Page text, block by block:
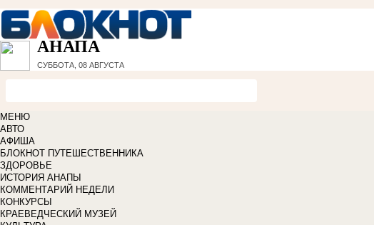
АНАПА
СУББОТА, 08 АВГУСТА
МЕНЮ
АВТО
АФИША
БЛОКНОТ ПУТЕШЕСТВЕННИКА
ЗДОРОВЬЕ
ИСТОРИЯ АНАПЫ
КОММЕНТАРИЙ НЕДЕЛИ
КОНКУРСЫ
КРАЕВЕДЧЕСКИЙ МУЗЕЙ